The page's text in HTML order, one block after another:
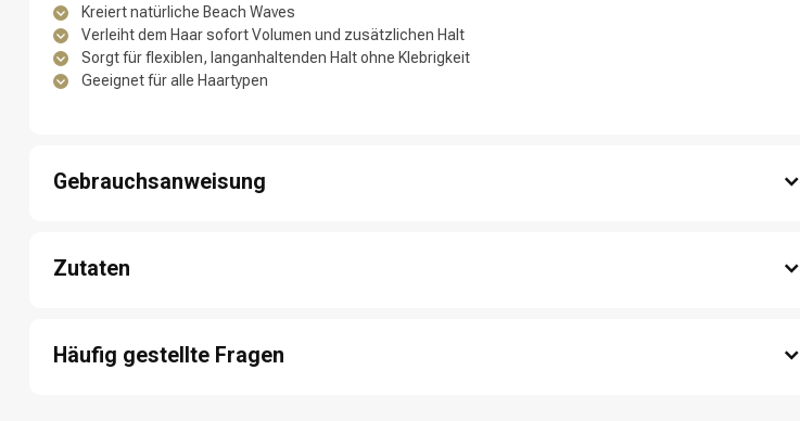
Nach welcher Kategorie suchst du?
Kreiert natürliche Beach Waves
Verleiht dem Haar sofort Volumen und zusätzlichen Halt
Sorgt für flexiblen, langanhaltenden Halt ohne Klebrigkeit
Geeignet für alle Haartypen
Gebrauchsanweisung
2: Das Haar sanft mit den Händen kneten.
3: Das Haar an der Luft trocknen lassen oder einen Diffusor für mehr Volumen verwenden.
Zutaten
Aminomethyl Propanol - Hexyl Cinnamal - Benzyl Alcohol - Sodium Chloride - Octyldodecanol - Ethylhexyl
Methoxycinnamate - Benzyl Salicylate - Coumarin - Citronellol - Linalool - Parfum / Fragrance. C39184/1.
Häufig gestellte Fragen